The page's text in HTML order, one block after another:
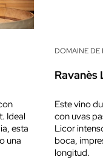
Ideal
esta
una
DOMAINE DE
Ravanès
Este vino
con uvas
Licor
boca,
longitud.